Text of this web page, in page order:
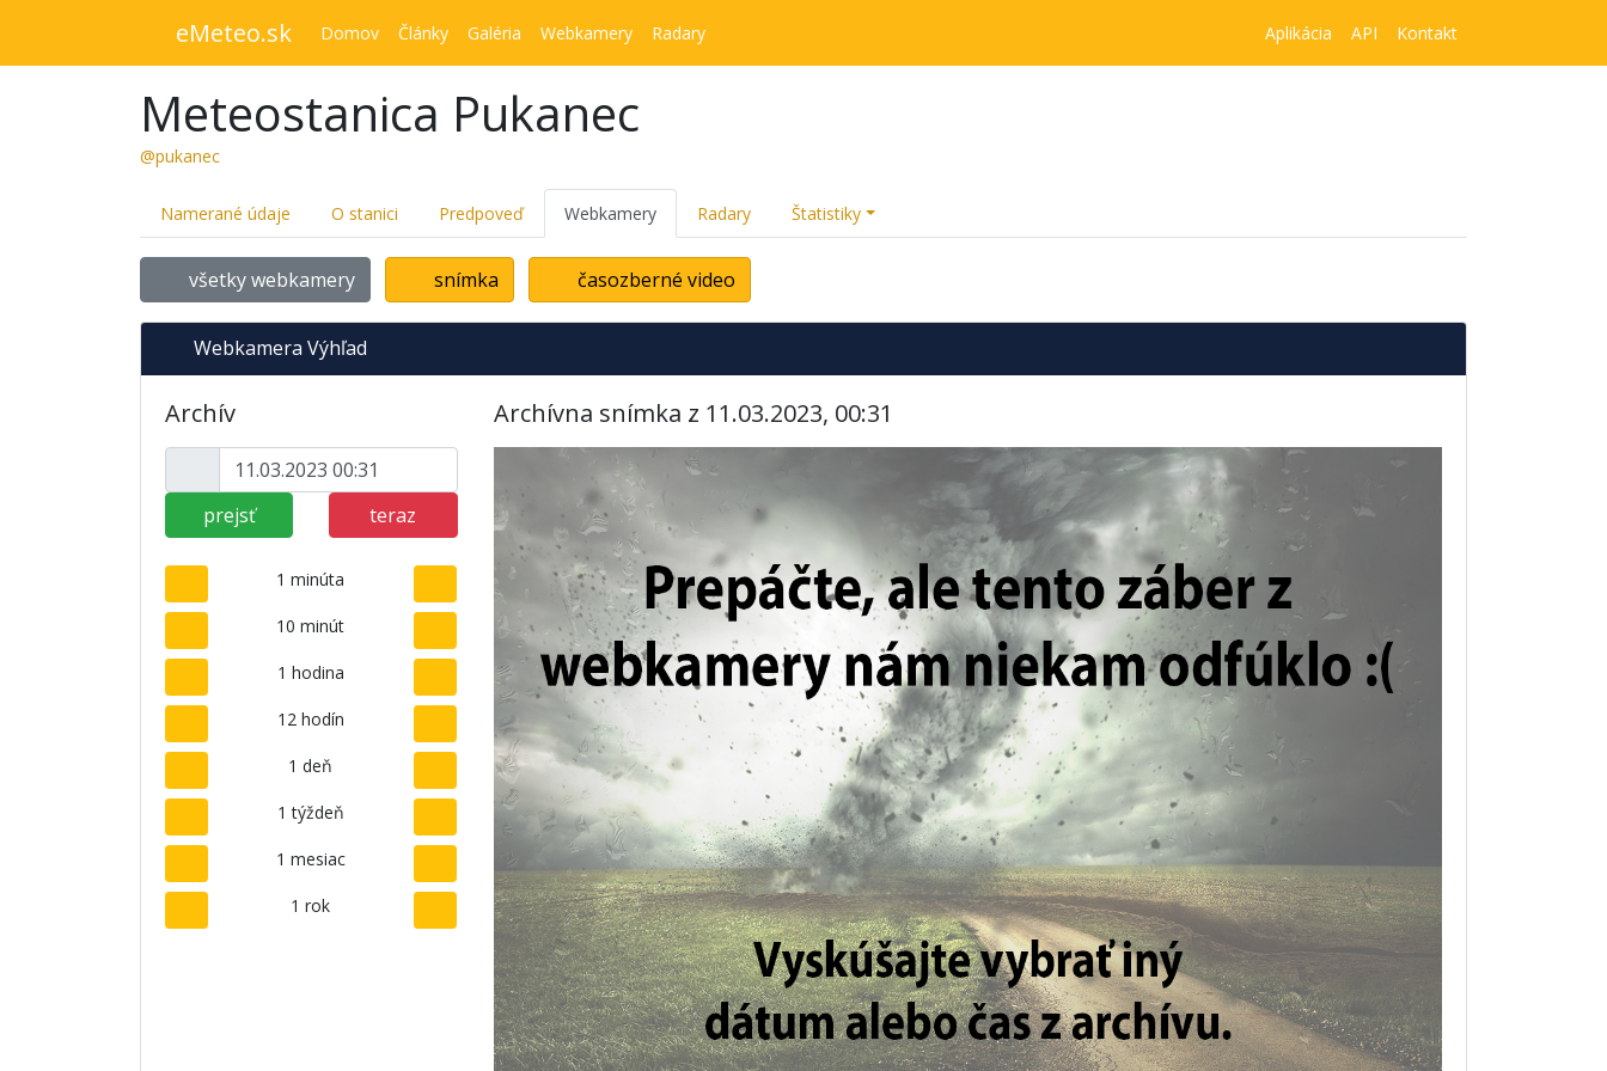
eMeteo.sk Domov Články Galéria Webkamery Radary Aplikácia API Kontakt
Meteostanica Pukanec
@pukanec
Namerané údaje O stanici Predpoveď Webkamery Radary Štatistiky
všetky webkamery snímka časozberné video
Webkamera Výhľad
Archív
prejsť teraz
1 minúta
10 minút
1 hodina
12 hodín
1 deň
1 týždeň
1 mesiac
1 rok
Archívna snímka z 11.03.2023, 00:31